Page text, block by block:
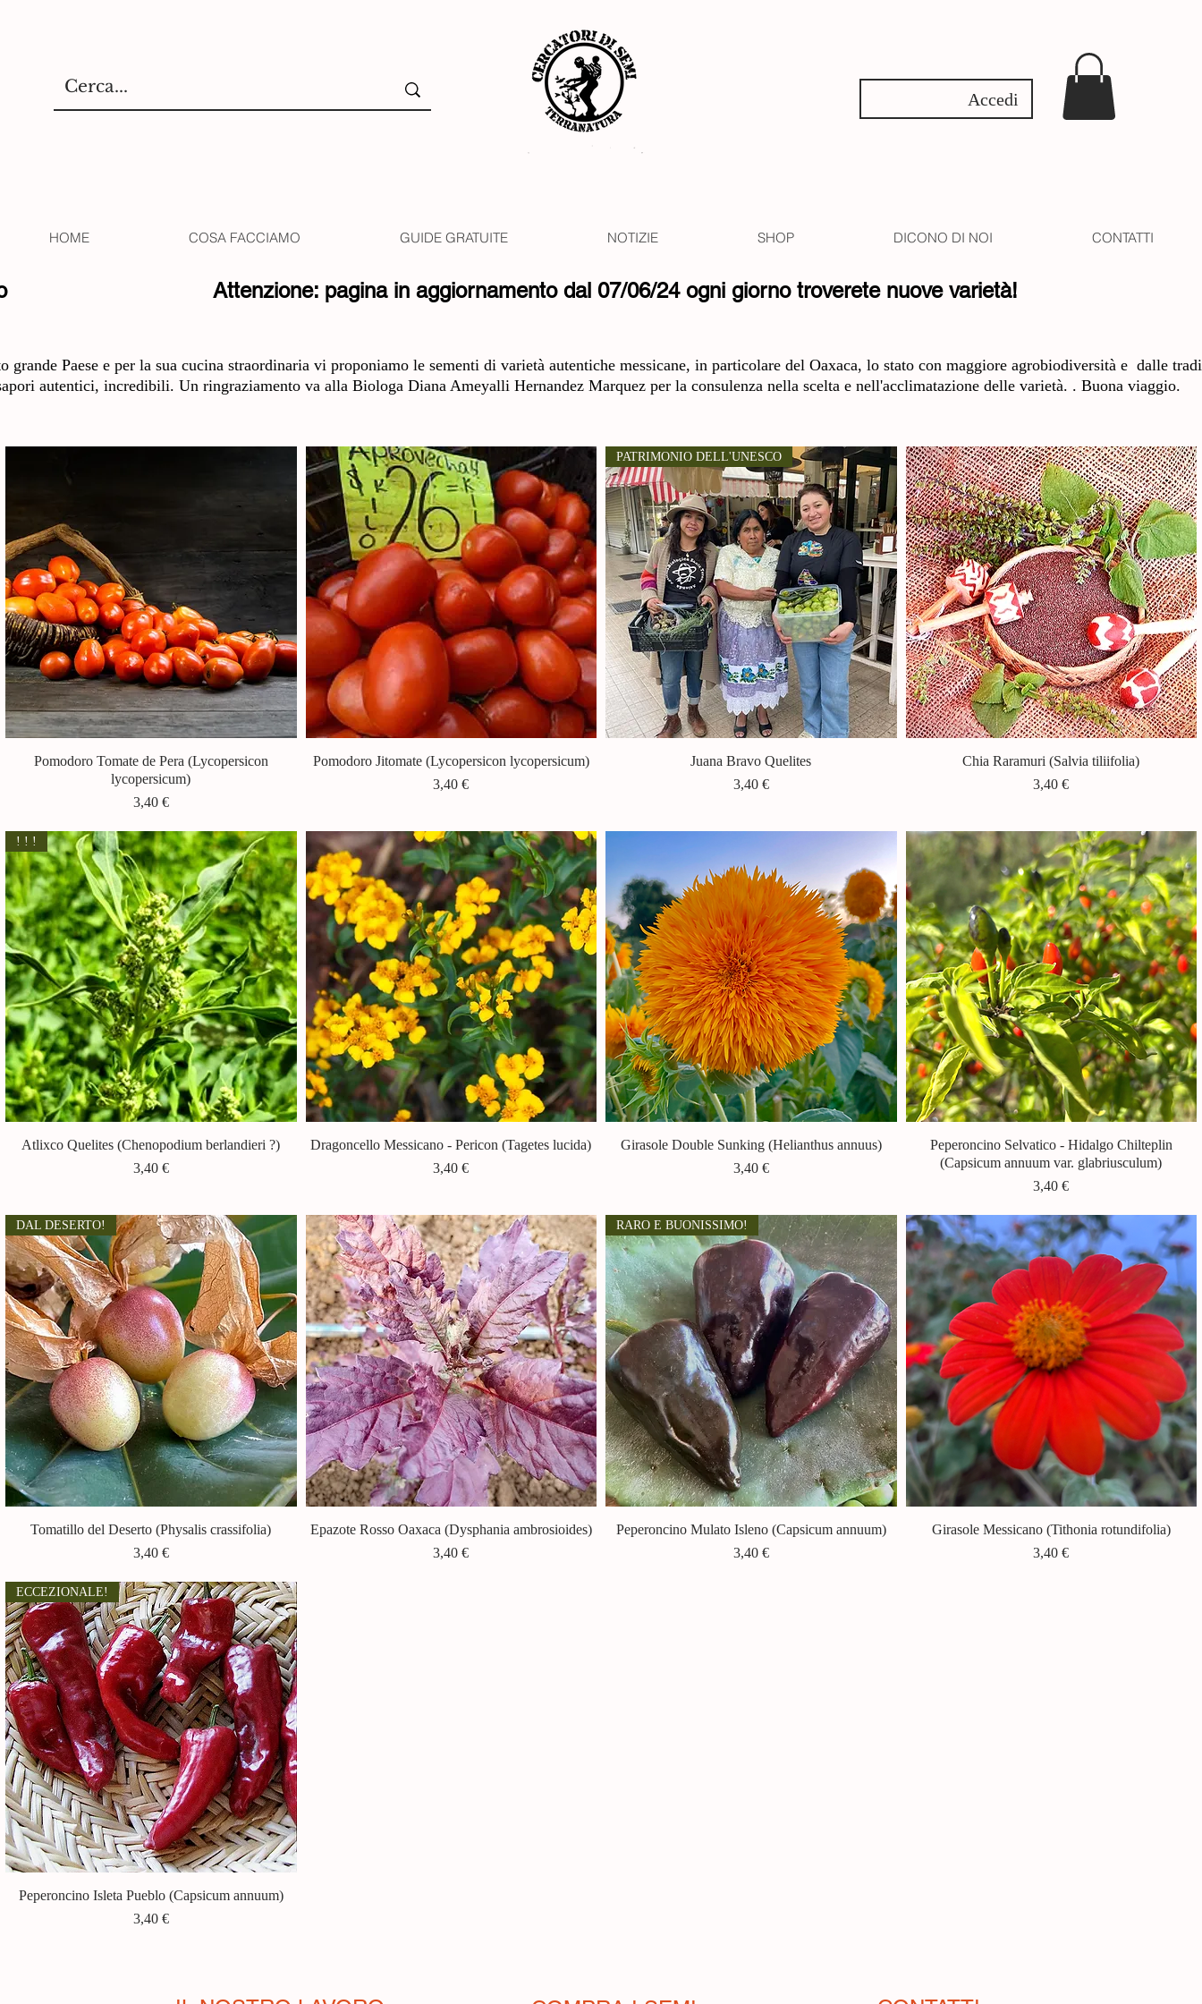
Accedi
HOME COSA FACCIAMO GUIDE GRATUITE NOTIZIE SHOP DICONO DI NOI CONTATTI
Attenzione: pagina in aggiornamento dal 07/06/24 ogni giorno troverete nuove varietà!
grande Paese e per la sua cucina straordinaria vi proponiamo le sementi di varietà autentiche messicane, in particolare del Oaxaca, lo stato con maggiore agrobiodiversità e dalle
autentici, incredibili. Un ringraziamento va alla Biologa Diana Ameyalli Hernandez Marquez per la consulenza nella scelta e nell'acclimatazione delle varietà. . Buona viaggio.
Vista rapida
Pomodoro Tomate de Pera (Lycopersicon
lycopersicum)
Prezzo
3,40 €
Vista rapida
Pomodoro Jitomate (Lycopersicon lycopersicum)
Prezzo
3,40 €
Vista rapida
PATRIMONIO DELL'UNESCO
Juana Bravo Quelites
Prezzo
3,40 €
Vista rapida
Chia Raramuri (Salvia tiliifolia)
Prezzo
3,40 €
Vista rapida
! ! !
Atlixco Quelites (Chenopodium berlandieri ?)
Prezzo
3,40 €
Vista rapida
Dragoncello Messicano - Pericon (Tagetes lucida)
Prezzo
3,40 €
Vista rapida
Girasole Double Sunking (Helianthus annuus)
Prezzo
3,40 €
Vista rapida
Peperoncino Selvatico - Hidalgo Chilteplin
(Capsicum annuum var. glabriusculum)
Prezzo
3,40 €
Vista rapida
DAL DESERTO!
Tomatillo del Deserto (Physalis crassifolia)
Prezzo
3,40 €
Vista rapida
Epazote Rosso Oaxaca (Dysphania ambrosioides)
Prezzo
3,40 €
Vista rapida
RARO E BUONISSIMO!
Peperoncino Mulato Isleno (Capsicum annuum)
Prezzo
3,40 €
Vista rapida
Girasole Messicano (Tithonia rotundifolia)
Prezzo
3,40 €
Vista rapida
ECCEZIONALE!
Peperoncino Isleta Pueblo (Capsicum annuum)
Prezzo
3,40 €